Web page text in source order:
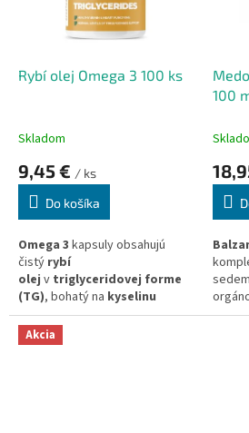
Rybí olej Omega 3 100 ks
Skladom
9,45 € / ks
Do košíka
Omega 3 kapsuly obsahujú
čistý rybí
olej v triglyceridovej forme
(TG), bohatý na kyselinu
eikosapentaénovú
(EPA)a
dokozahexaénovú (DHA)
100
riadia
Akcia